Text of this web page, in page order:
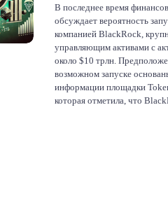
В последнее время
обсуждает вероятность
компанией BlackRock,
управляющим активами с
около $10 трлн.
возможном запуске
информации площадки
которая отметила, что